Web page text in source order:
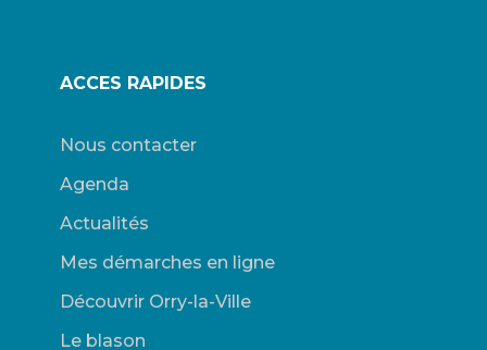
ACCES RAPIDES
Nous contacter
Agenda
Actualités
Mes démarches en ligne
Découvrir Orry-la-Ville
Le blason